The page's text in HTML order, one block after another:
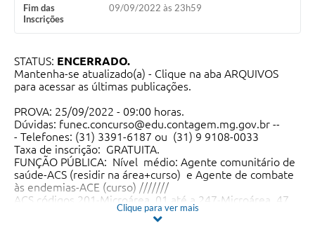
Fim das
Inscrições
09/09/2022 às 23h59
STATUS: ENCERRADO.
Mantenha-se atualizado(a) - Clique na aba ARQUIVOS
para acessar as últimas publicações.
PROVA: 25/09/2022 - 09:00 horas.
Dúvidas: funec.concurso@edu.contagem.mg.gov.br --
- Telefones: (31) 3391-6187 ou (31) 9 9108-0033
Taxa de inscrição: GRATUITA.
FUNÇÃO PÚBLICA: Nível médio: Agente comunitário de
saúde-ACS (residir na área+curso) e Agente de combate
às endemias-ACE (curso) ///////
ACS códigos 201-Microárea_01 até a 247-Microárea_47
(veja as localidades no edital).
ACE códigos 248-Sede e 249-Distrito São José de
Clique para ver mais